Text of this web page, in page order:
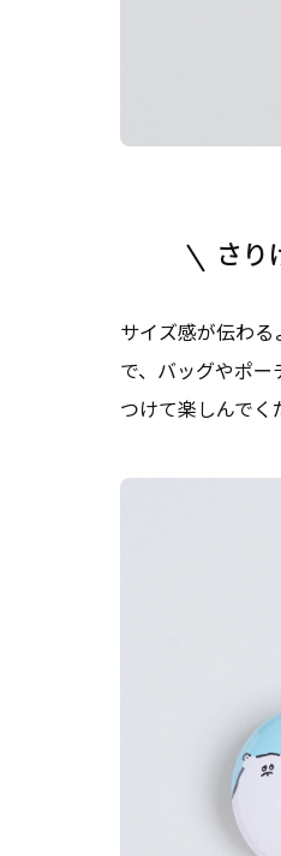
さり
サイズ感が伝わ
で、バッグやポ
つけて楽しんでく